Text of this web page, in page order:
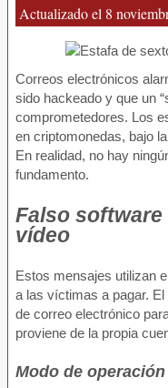
Actualizado el 8
Correos electrónicos
sido hackeado y que un
comprometedores. Los
en criptomonedas, bajo
En realidad, no hay
fundamento.
Falso
vídeo
Estos mensajes utilizan
a las víctimas a pagar.
de correo electrónico
proviene de la propia
Modo de operación